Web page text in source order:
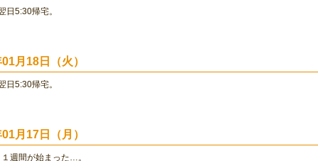
日5:30帰宅。
01月18日（火）
日5:30帰宅。
01月17日（月）
週間が始まった…。